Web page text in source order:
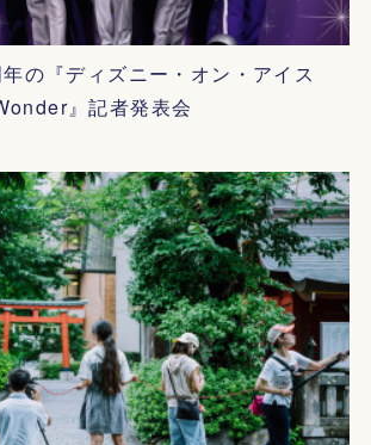
の『ディズニー・オン・アイス
』記者発表会